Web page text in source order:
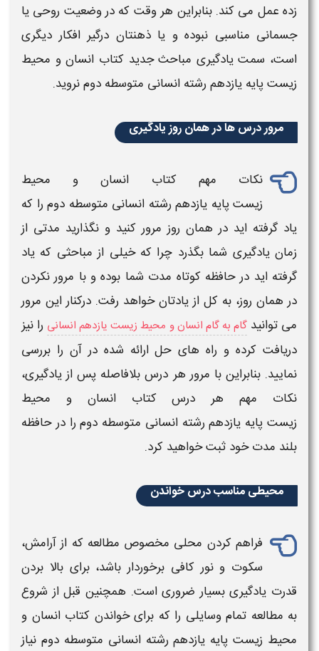
زده عمل می کند. بنابراین هر وقت که در وضعیت روحی یا
جسمانی مناسبی نبوده و یا ذهنتان درگیر افکار دیگری
است، سمت یادگیری مباحث جدید کتاب انسان و محیط
زیست پایه یازدهم رشته انسانی متوسطه دومنروید.
مرور درس ها در همان روز یادگیری
نکات مهم کتاب انسان و محیط
زیست پایه یازدهم رشته انسانی متوسطه دوم را که
یاد گرفته اید در همان روز مرور کنید و نگذارید مدتی از
زمان یادگیری شما بگذرد چرا که خیلی از مباحثی که یاد
گرفته اید در حافظه کوتاه مدت شما بوده و با مرور نکردن
در همان روز، به کل از یادتان خواهد رفت. درکنار این مرور
می توانیدگام به گام انسان و محیط زیست یازدهم انسانی را نیز
دریافت کرده و راه های حل ارائه شده در آن را بررسی
نمایید. بنابراین با مرور هر درسبلافاصله پس از یادگیری،
نکات مهم هر درس کتاب انسان و محیط
زیست پایه یازدهم رشته انسانی متوسطه دومرا در حافظه
بلند مدت خود ثبت خواهید کرد.
محیطی مناسب درس خواندن
فراهم کردن محلی مخصوص مطالعه که از آرامش،
سکوت و نور کافی برخوردار باشد، برای بالا بردن
قدرت یادگیری بسیار ضروری است. همچنین قبل از شروع
به مطالعه تمام وسایلی را که برای خواندن کتابانسان و
محیط زیست پایه یازدهم رشتهانسانی متوسطه دوم نیاز